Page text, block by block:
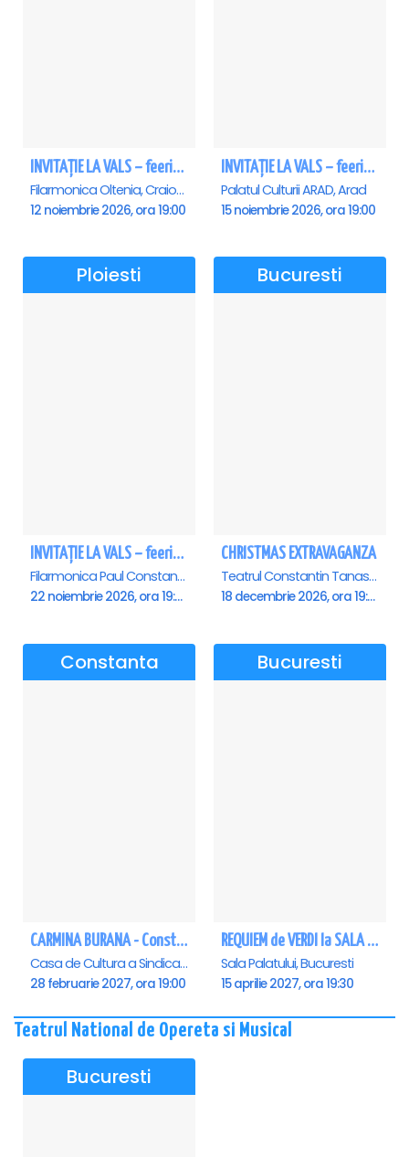
INVITAȚIE LA VALS – feerie de bal în paşi de dans - Craiova
Filarmonica Oltenia, Craiova
12 noiembrie 2026, ora 19:00
INVITAȚIE LA VALS – feerie de bal în paşi de dans - Arad
Palatul Culturii ARAD, Arad
15 noiembrie 2026, ora 19:00
Ploiesti
INVITAȚIE LA VALS – feerie de bal în paşi de dans - Ploiesti
Filarmonica Paul Constantinescu, Ploiesti
22 noiembrie 2026, ora 19:00
Bucuresti
CHRISTMAS EXTRAVAGANZA
Teatrul Constantin Tanase - Sala Savoy, Bucuresti
18 decembrie 2026, ora 19:00
Constanta
CARMINA BURANA - Constanta
Casa de Cultura a Sindicatelor - Sala Mare, Constanta
28 februarie 2027, ora 19:00
Bucuresti
REQUIEM de VERDI la SALA PALATULUI
Sala Palatului, Bucuresti
15 aprilie 2027, ora 19:30
Teatrul National de Opereta si Musical
Bucuresti